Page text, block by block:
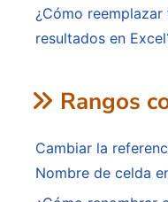
¿Cómo
resultados en
Rangos
Cambiar la
Nombre de celda